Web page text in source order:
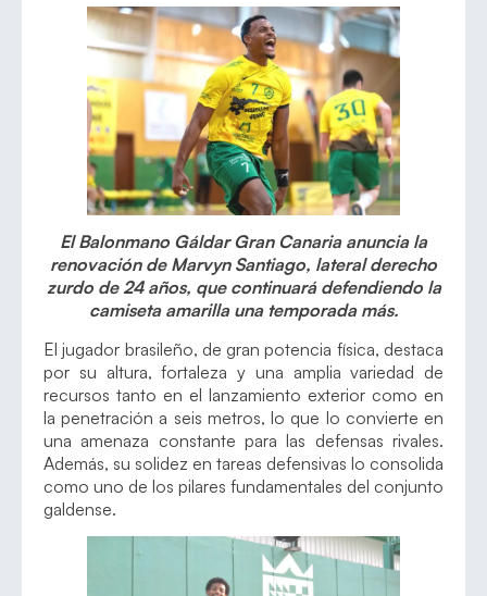
El Balonmano Gáldar Gran Canaria anuncia la
renovación de Marvyn Santiago, lateral derecho
zurdo de 24 años, que continuará defendiendo la
camiseta amarilla una temporada más.
El jugador brasileño, de gran potencia física, destaca
por su altura, fortaleza y una amplia variedad de
recursos tanto en el lanzamiento exterior como en
la penetración a seis metros, lo que lo convierte en
una amenaza constante para las defensas rivales.
Además, su solidez en tareas defensivas lo consolida
como uno de los pilares fundamentales del conjunto
galdense.